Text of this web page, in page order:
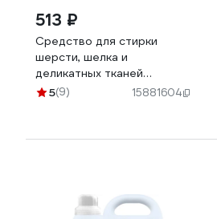
513 ₽
Средство для стирки
шерсти, шелка и
деликатных тканей
PROSEPT Crystal 1 л 289-1
5(9) 15881604